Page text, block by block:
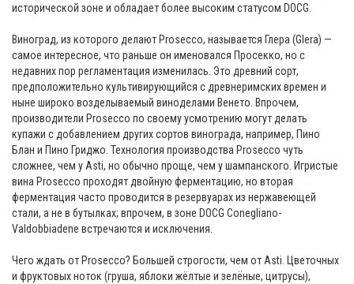
исторической зоне и обладает более высоким статусом DOCG.
Виноград, из которого делают Prosecco, называется Глера (Glera) —
самое интересное, что раньше он именовался Просекко, но с
недавних пор регламентация изменилась. Это древний сорт,
предположительно культивирующийся с древнеримских времен и
ныне широко возделываемый виноделами Венето. Впрочем,
производители Prosecco по своему усмотрению могут делать
купажи с добавлением других сортов винограда, например, Пино
Блан и Пино Гриджо. Технология производства Prosecco чуть
сложнее, чем у Asti, но обычно проще, чем у шампанского. Игристые
вина Prosecco проходят двойную ферментацию, но вторая
ферментация часто проводится в резервуарах из нержавеющей
стали, а не в бутылках; впрочем, в зоне DOCG Conegliano-
Valdobbiadene встречаются и исключения.
Чего ждать от Prosecco? Большей строгости, чем от Asti. Цветочных
и фруктовых ноток (груша, яблоки жёлтые и зелёные, цитрусы),